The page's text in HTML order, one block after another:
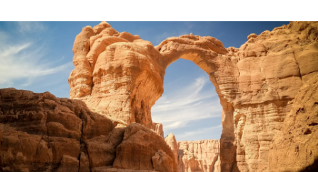
SERVICES
Chiedi a un esperto
Affidati agli esperti per la gestione HR e la
compliance globale
DIVENTA NOSTRO PARTNER
Partner tecnologici strategici
Integra l'HR globale nella tua piattaforma in modo
flessibile
CASE STUDIES
Nederlands
Français
Deutsch
Español
Italiano
Login